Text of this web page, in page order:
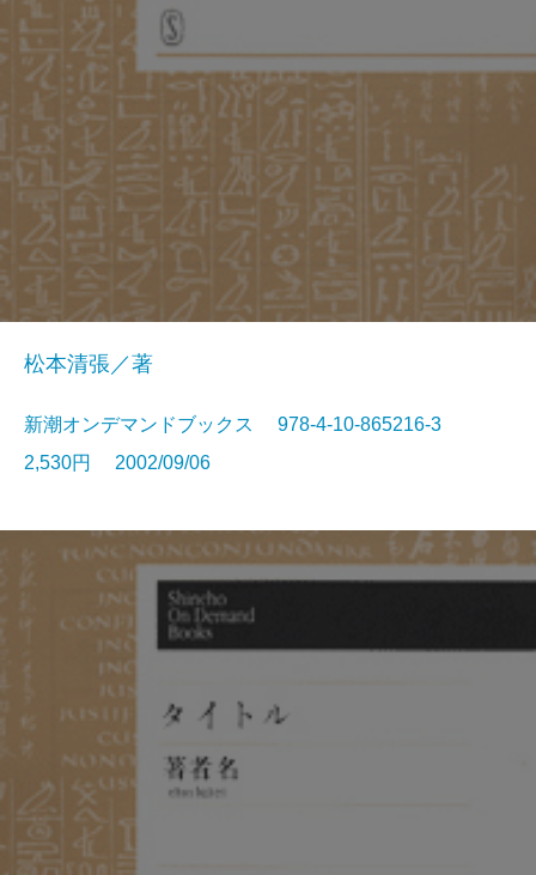
松本清張／著
新潮オンデマンドブックス 978-4-10-865216-3
2,530円 2002/09/06